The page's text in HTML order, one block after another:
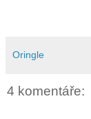
Oringle
4 komentáře: